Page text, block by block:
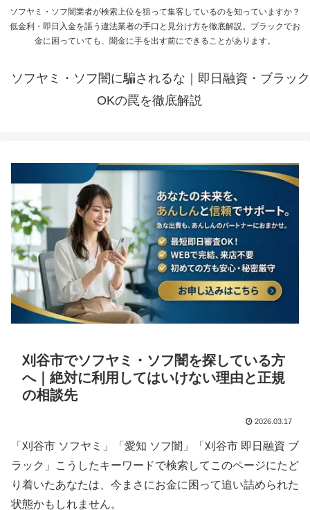
ソフヤミ・ソフ闇業者が検索上位を狙って集客しているのを知っていますか？
低金利・即日入金を謳う違法業者の手口と見分け方を徹底解説。ブラックでお
金に困っていても、闇金に手を出す前にできることがあります。
ソフヤミ・ソフ闇に騙されるな｜即日融資・ブラック
OKの罠を徹底解説
刈谷市でソフヤミ・ソフ闇を探している方
へ｜絶対に利用してはいけない理由と正規
の相談先
2026.03.17
「刈谷市 ソフヤミ」「愛知 ソフ闇」「刈谷市 即日融資 ブ
ラック」こうしたキーワードで検索してこのページにたど
り着いたあなたは、今まさにお金に困って追い詰められた
状態かもしれません。